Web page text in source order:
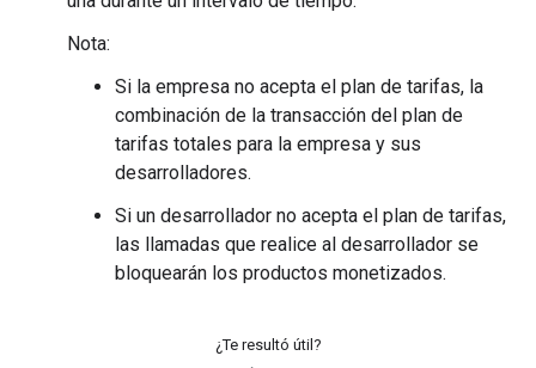
Nota:
Si la empresa no acepta el plan de tarifas, la
combinación de la transacción del plan de
tarifas totales para la empresa y sus
desarrolladores.
Si un desarrollador no acepta el plan de tarifas,
las llamadas que realice al desarrollador se
bloquearán los productos monetizados.
¿Te resultó útil?